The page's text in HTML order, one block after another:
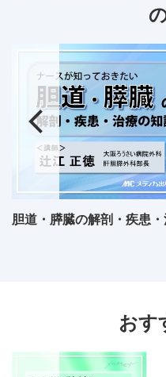
胆道・膵臓の解剖・疾患・
おす